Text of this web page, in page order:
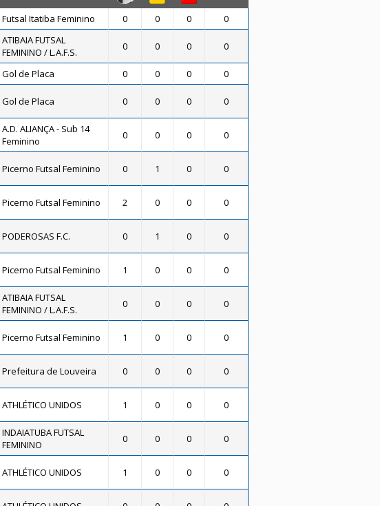
Futsal Itatiba Feminino 0 0 0 0
ATIBAIA FUTSAL
FEMININO / L.A.F.S.
0 0 0 0
Gol de Placa 0 0 0 0
Gol de Placa 0 0 0 0
A.D. ALIANÇA - Sub 14
Feminino
0 0 0 0
Picerno Futsal Feminino 0 1 0 0
Picerno Futsal Feminino 2 0 0 0
PODEROSAS F.C. 0 1 0 0
Picerno Futsal Feminino 1 0 0 0
ATIBAIA FUTSAL
FEMININO / L.A.F.S.
0 0 0 0
Picerno Futsal Feminino 1 0 0 0
Prefeitura de Louveira 0 0 0 0
ATHLÉTICO UNIDOS 1 0 0 0
INDAIATUBA FUTSAL
FEMININO
0 0 0 0
ATHLÉTICO UNIDOS 1 0 0 0